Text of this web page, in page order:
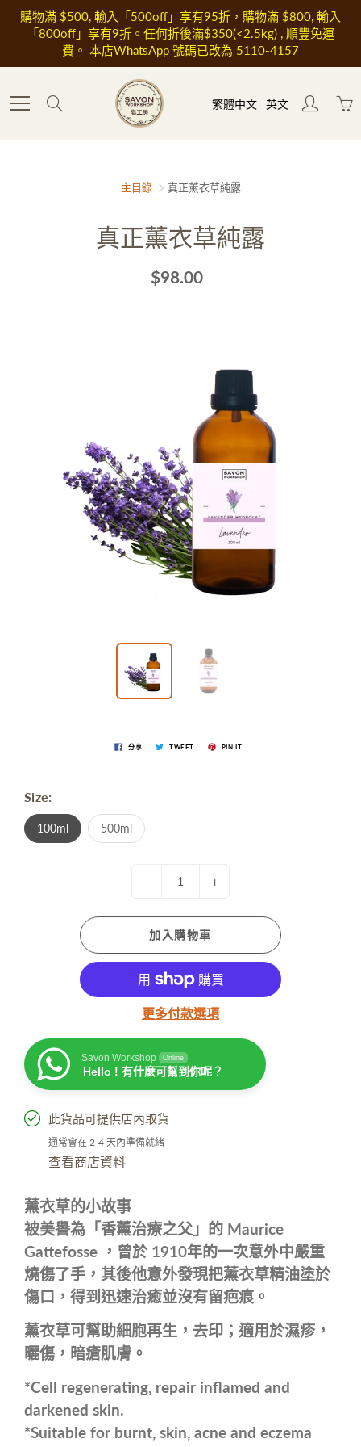
Skip
Content
購物滿 $500, 輸入「500off」享有95折，購物滿 $800, 輸入
「800off」享有9折。任何折後滿$350(<2.5kg) , 順豐免運
費。 本店WhatsApp 號碼已改為 5110-4157
繁體中文 英文
主目錄 真正薰衣草純露
真正薰衣草純露
$98.00
分享 TWEET PIN IT
Size:
100ml 500ml
- +
加入購物車
更多付款選項
Savon Workshop Online
Hello ! 有什麼可幫到你呢？
此貨品可提供店內取貨
通常會在 2-4 天內準備就緒
查看商店資料
薰衣草的小故事
被美譽為「香薰治療之父」的 Maurice
Gattefosse ，曾於 1910年的一次意外中嚴重
燒傷了手，其後他意外發現把薰衣草精油塗於
傷口， 得到迅速治癒並沒有留疤痕。
薰衣草可幫助細胞再生，去印；適用於濕疹，
曬傷，暗瘡肌膚。
*Cell regenerating, repair inflamed and
darkened skin.
*Suitable for burnt, skin, acne and eczema